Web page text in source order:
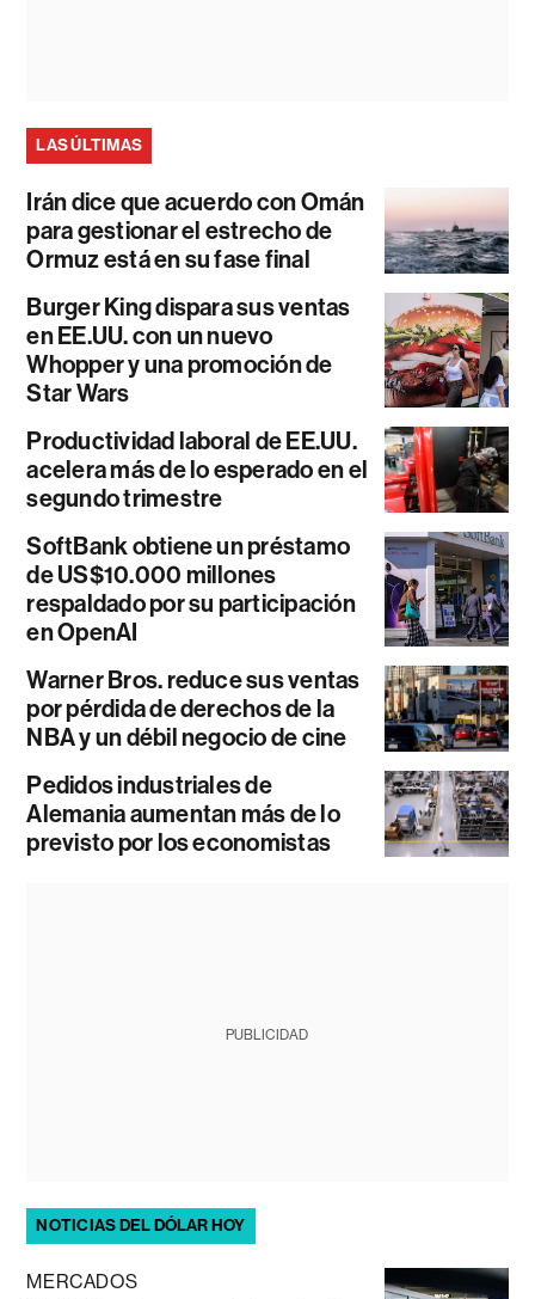
LAS ÚLTIMAS
Irán dice que acuerdo con Omán
para gestionar el estrecho de
Ormuz está en su fase final
Burger King dispara sus ventas
en EE.UU. con un nuevo
Whopper y una promoción de
Star Wars
Productividad laboral de EE.UU.
acelera más de lo esperado en el
segundo trimestre
SoftBank obtiene un préstamo
de US$10.000 millones
respaldado por su participación
en OpenAI
Warner Bros. reduce sus ventas
por pérdida de derechos de la
NBA y un débil negocio de cine
Pedidos industriales de
Alemania aumentan más de lo
previsto por los economistas
PUBLICIDAD
NOTICIAS DEL DÓLAR HOY
MERCADOS